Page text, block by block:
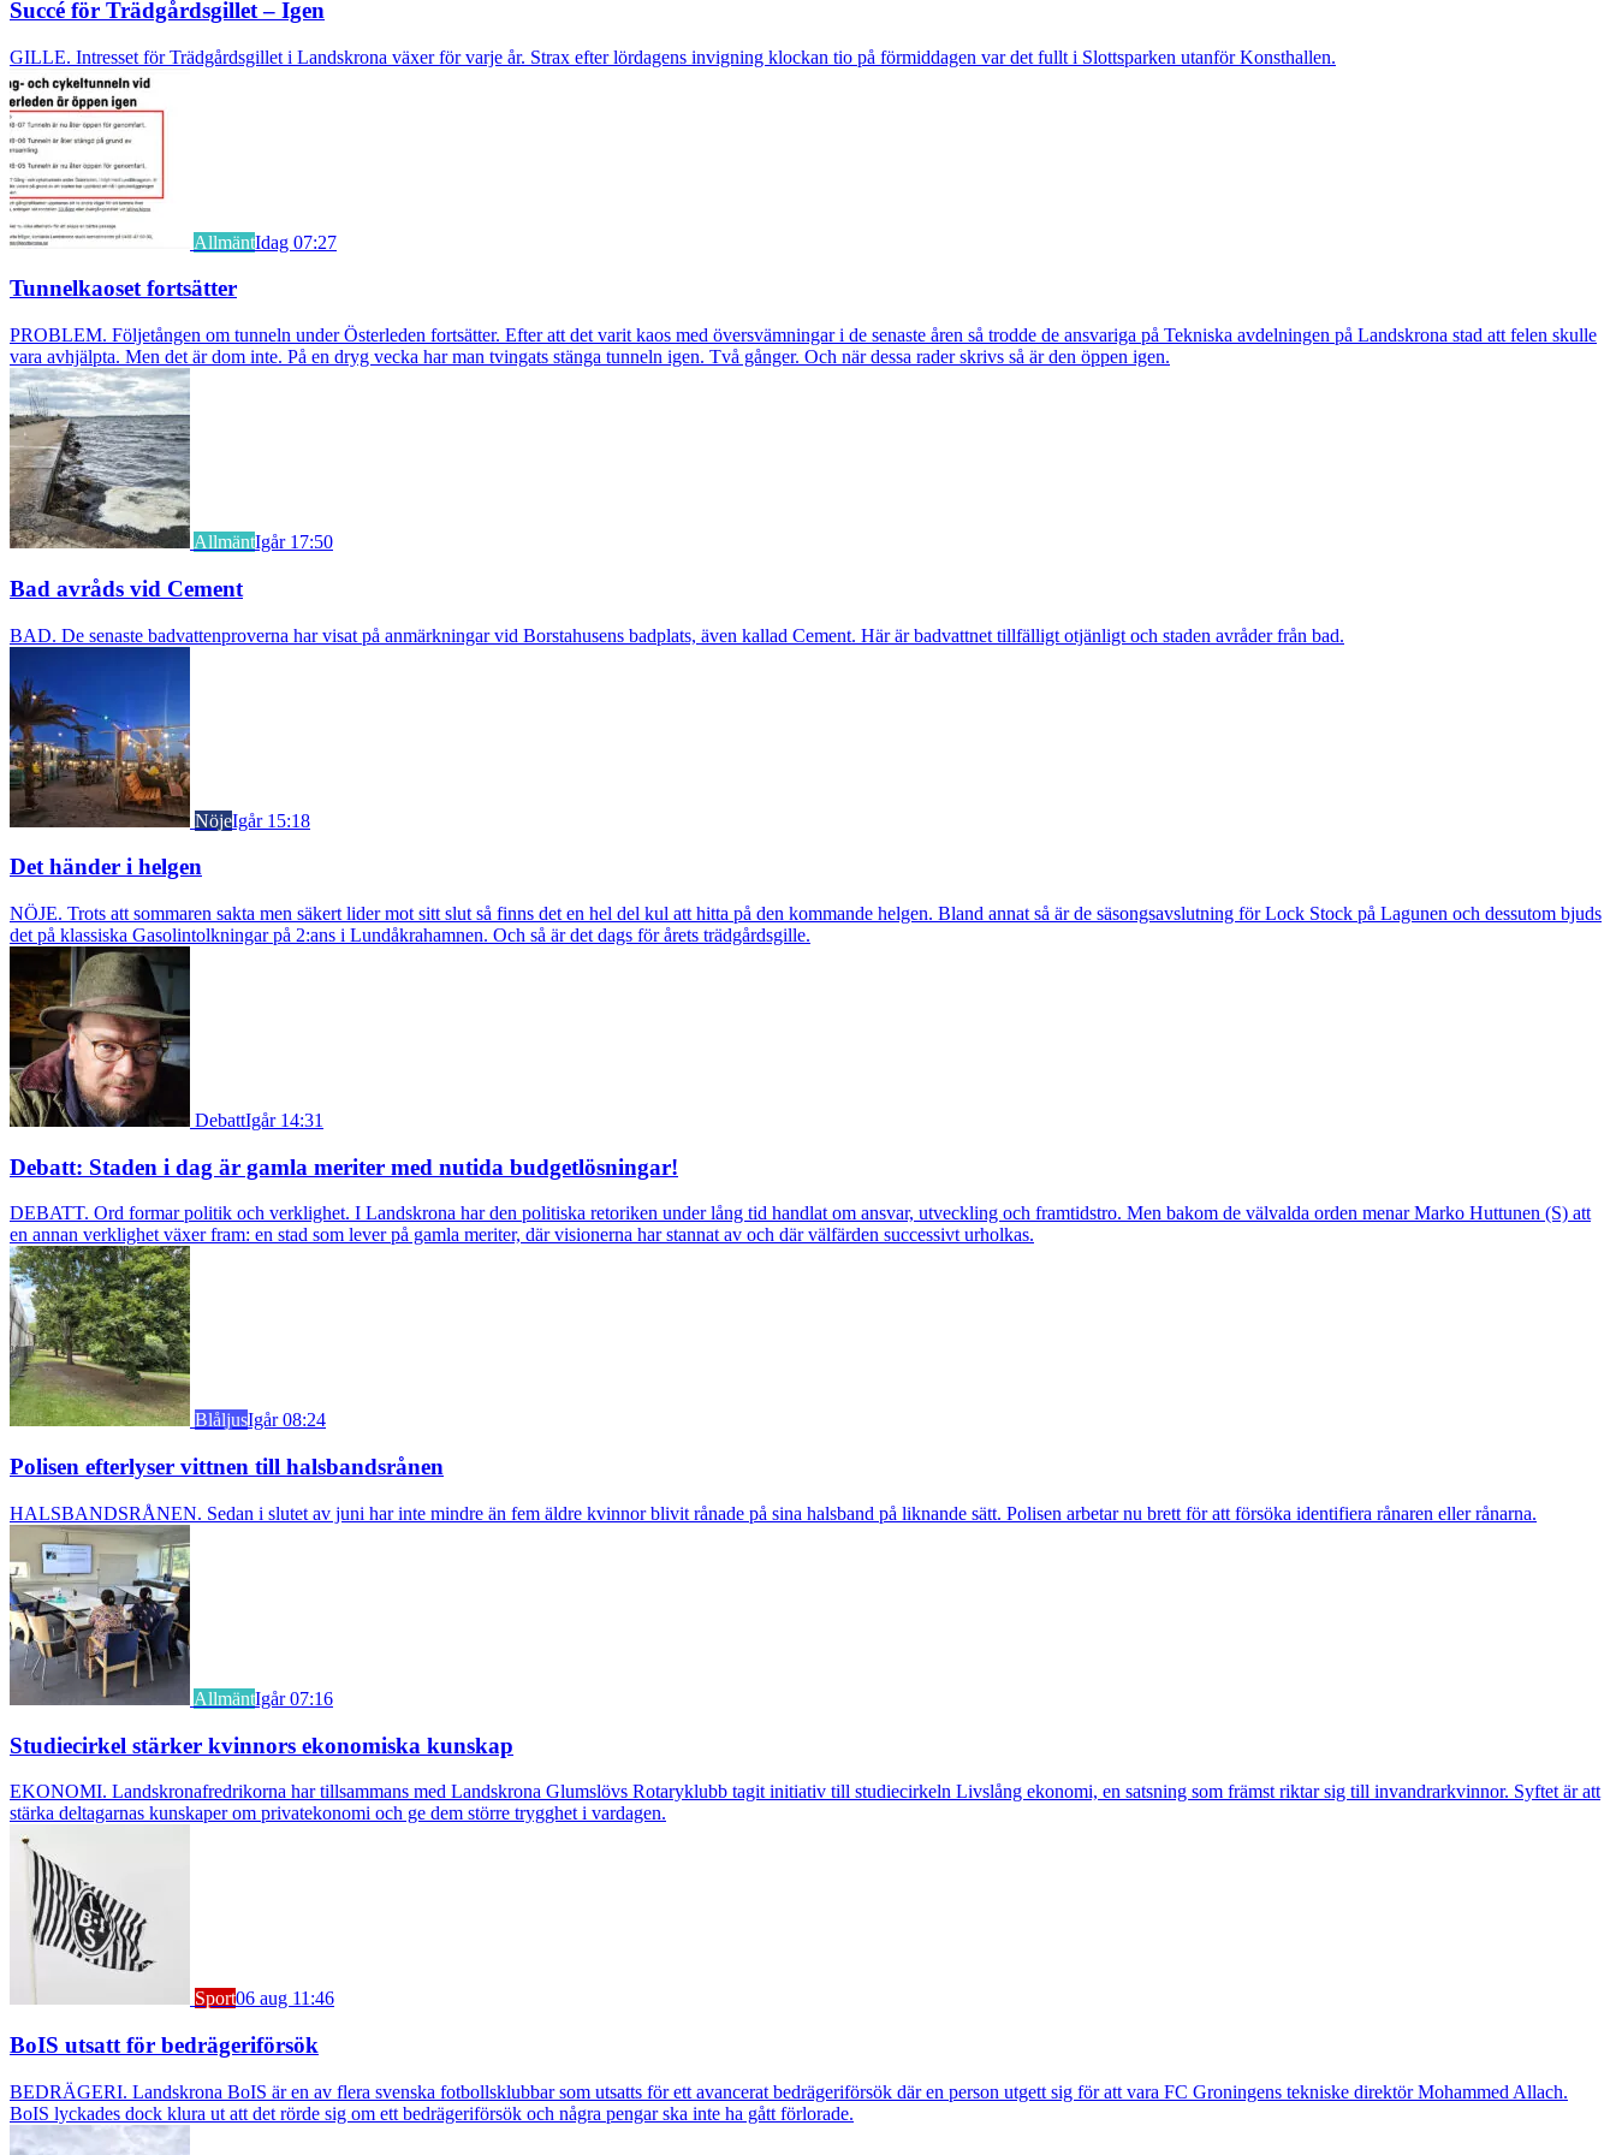
Succé för Trädgårdsgillet – Igen
GILLE. Intresset för Trädgårdsgillet i Landskrona växer för varje år. Strax efter lördagens invigning klockan tio på förmiddagen var det fullt i Slottsparken utanför Konsthallen.
AllmäntIdag 07:27
Tunnelkaoset fortsätter
PROBLEM. Följetången om tunneln under Österleden fortsätter. Efter att det varit kaos med översvämningar i de senaste åren så trodde de ansvariga på Tekniska avdelningen på Landskrona stad att felen skulle
vara avhjälpta. Men det är dom inte. På en dryg vecka har man tvingats stänga tunneln igen. Två gånger. Och när dessa rader skrivs så är den öppen igen.
AllmäntIgår 17:50
Bad avråds vid Cement
BAD. De senaste badvattenproverna har visat på anmärkningar vid Borstahusens badplats, även kallad Cement. Här är badvattnet tillfälligt otjänligt och staden avråder från bad.
NöjeIgår 15:18
Det händer i helgen
NÖJE. Trots att sommaren sakta men säkert lider mot sitt slut så finns det en hel del kul att hitta på den kommande helgen. Bland annat så är de säsongsavslutning för Lock Stock på Lagunen och dessutom bjuds
det på klassiska Gasolintolkningar på 2:ans i Lundåkrahamnen. Och så är det dags för årets trädgårdsgille.
DebattIgår 14:31
Debatt: Staden i dag är gamla meriter med nutida budgetlösningar!
DEBATT. Ord formar politik och verklighet. I Landskrona har den politiska retoriken under lång tid handlat om ansvar, utveckling och framtidstro. Men bakom de välvalda orden menar Marko Huttunen (S) att
en annan verklighet växer fram: en stad som lever på gamla meriter, där visionerna har stannat av och där välfärden successivt urholkas.
BlåljusIgår 08:24
Polisen efterlyser vittnen till halsbandsrånen
HALSBANDSRÅNEN. Sedan i slutet av juni har inte mindre än fem äldre kvinnor blivit rånade på sina halsband på liknande sätt. Polisen arbetar nu brett för att försöka identifiera rånaren eller rånarna.
AllmäntIgår 07:16
Studiecirkel stärker kvinnors ekonomiska kunskap
EKONOMI. Landskronafredrikorna har tillsammans med Landskrona Glumslövs Rotaryklubb tagit initiativ till studiecirkeln Livslång ekonomi, en satsning som främst riktar sig till invandrarkvinnor. Syftet är att
stärka deltagarnas kunskaper om privatekonomi och ge dem större trygghet i vardagen.
Sport06 aug 11:46
BoIS utsatt för bedrägeriförsök
BEDRÄGERI. Landskrona BoIS är en av flera svenska fotbollsklubbar som utsatts för ett avancerat bedrägeriförsök där en person utgett sig för att vara FC Groningens tekniske direktör Mohammed Allach.
BoIS lyckades dock klura ut att det rörde sig om ett bedrägeriförsök och några pengar ska inte ha gått förlorade.